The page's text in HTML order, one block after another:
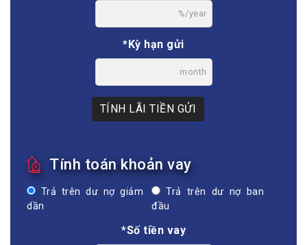
%/year
*Kỳ hạn gửi
month
TÍNH LÃI TIỀN GỬI
Tính toán khoản vay
Trả trên dư nợ giảm
dần
Trả trên dư nợ ban
đầu
*Số tiền vay